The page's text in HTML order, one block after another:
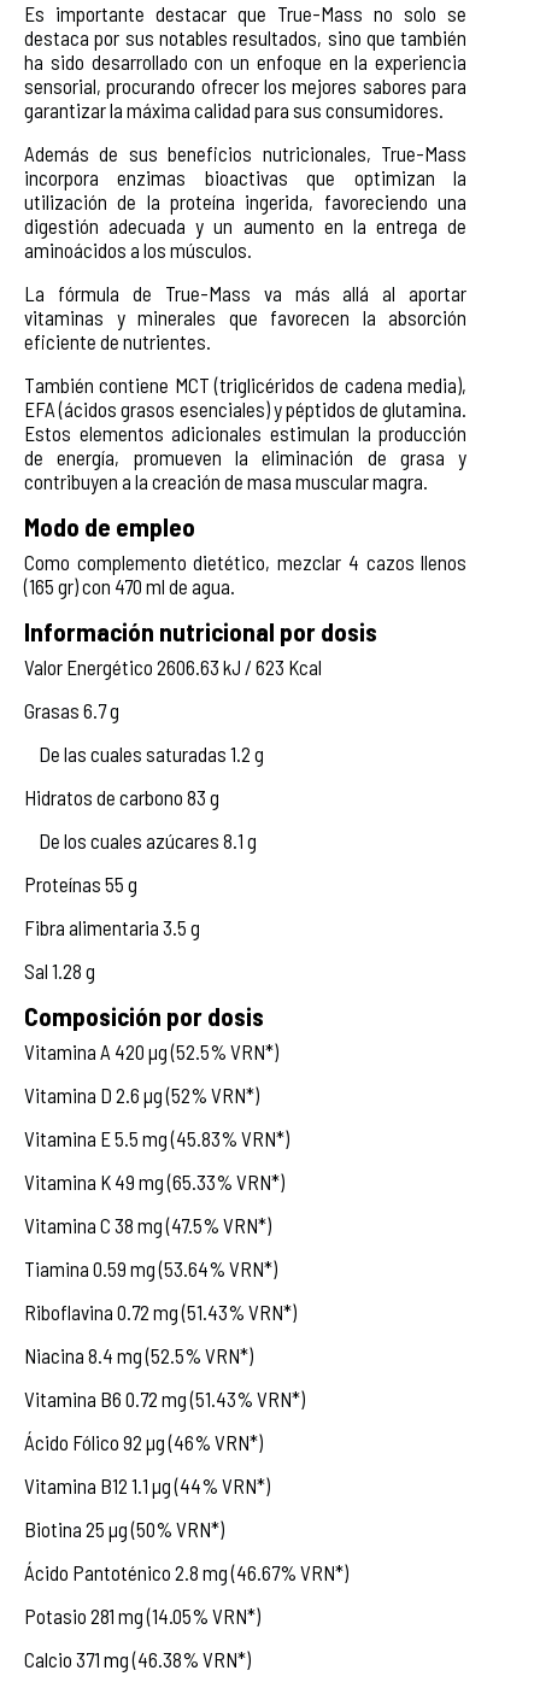
Es importante destacar que True-Mass no solo se
destaca por sus notables resultados, sino que también
ha sido desarrollado con un enfoque en la experiencia
sensorial, procurando ofrecer los mejores sabores para
garantizar la máxima calidad para sus consumidores.
Además de sus beneficios nutricionales, True-Mass
incorpora enzimas bioactivas que optimizan la
utilización de la proteína ingerida, favoreciendo una
digestión adecuada y un aumento en la entrega de
aminoácidos a los músculos.
La fórmula de True-Mass va más allá al aportar
vitaminas y minerales que favorecen la absorción
eficiente de nutrientes.
También contiene MCT (triglicéridos de cadena media),
EFA (ácidos grasos esenciales) y péptidos de glutamina.
Estos elementos adicionales estimulan la producción
de energía, promueven la eliminación de grasa y
contribuyen a la creación de masa muscular magra.
Modo de empleo
Como complemento dietético, mezclar 4 cazos llenos
(165 gr) con 470 ml de agua.
Información nutricional por dosis
Valor Energético 2606.63 kJ / 623 Kcal
Grasas 6.7 g
De las cuales saturadas 1.2 g
Hidratos de carbono 83 g
De los cuales azúcares 8.1 g
Proteínas 55 g
Fibra alimentaria 3.5 g
Sal 1.28 g
Composición por dosis
Vitamina A 420 µg (52.5% VRN*)
Vitamina D 2.6 µg (52% VRN*)
Vitamina E 5.5 mg (45.83% VRN*)
Vitamina K 49 mg (65.33% VRN*)
Vitamina C 38 mg (47.5% VRN*)
Tiamina 0.59 mg (53.64% VRN*)
Riboflavina 0.72 mg (51.43% VRN*)
Niacina 8.4 mg (52.5% VRN*)
Vitamina B6 0.72 mg (51.43% VRN*)
Ácido Fólico 92 µg (46% VRN*)
Vitamina B12 1.1 µg (44% VRN*)
Biotina 25 µg (50% VRN*)
Ácido Pantoténico 2.8 mg (46.67% VRN*)
Potasio 281 mg (14.05% VRN*)
Calcio 371 mg (46.38% VRN*)